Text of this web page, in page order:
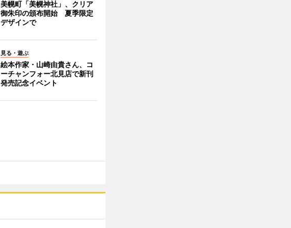
美幌町「美幌神社」、クリア
御朱印の頒布開始 夏季限定
デザインで
見る・遊ぶ
絵本作家・山崎由貴さん、コ
ーチャンフォー北見店で新刊
発売記念イベント